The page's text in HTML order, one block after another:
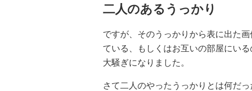
二人のあるうっかり
ですが、そのうっかりから表に出た
ている、もしくはお互いの部屋にい
大騒ぎになりました。
さて二人のやったうっかりとは何だ